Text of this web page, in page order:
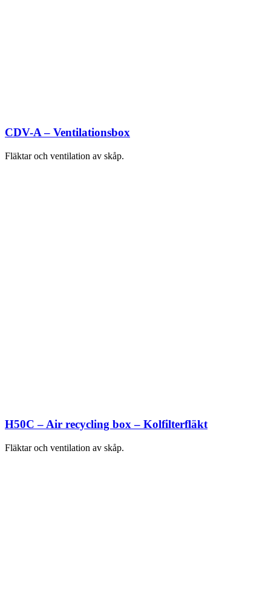
CDV-A – Ventilationsbox
Fläktar och ventilation av skåp.
H50C – Air recycling box – Kolfilterfläkt
Fläktar och ventilation av skåp.